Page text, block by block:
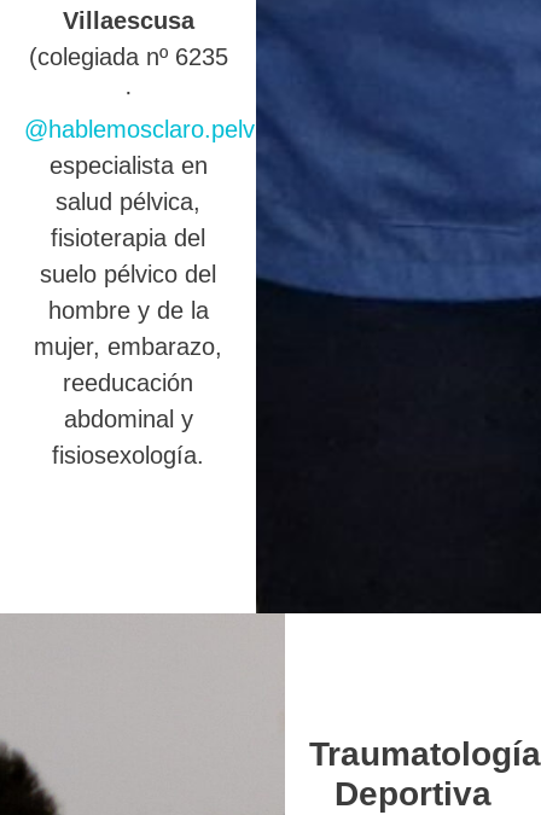
Villaescusa
(colegiada nº 6235
·
@hablemosclaro.pelvic
),
especialista en
salud pélvica,
fisioterapia del
suelo pélvico del
hombre y de la
mujer, embarazo,
reeducación
abdominal y
fisiosexología.
Traumatología
Deportiva